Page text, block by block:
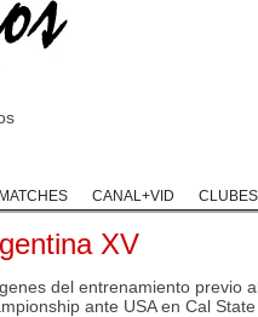
CANAL+VID CLUBES
XV
del entrenamiento previo
ante USA en Cal